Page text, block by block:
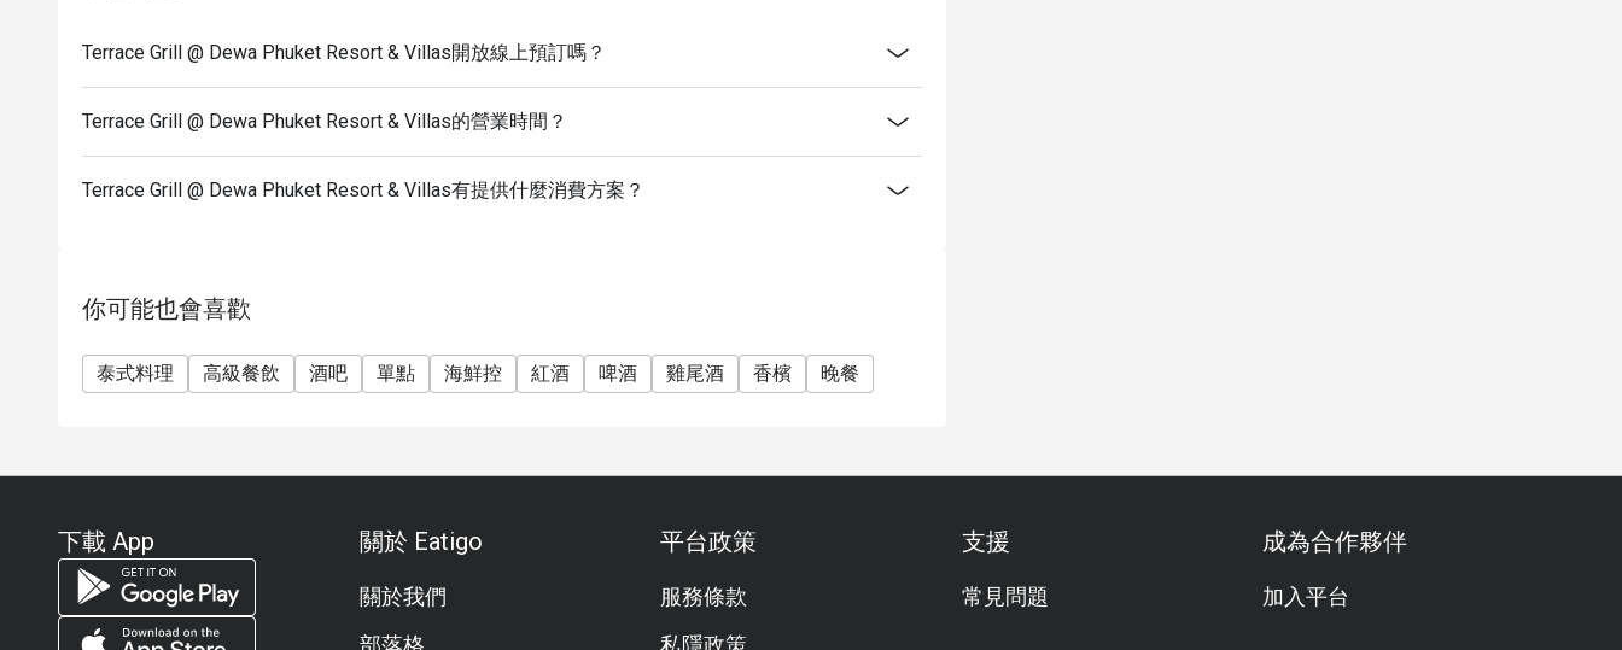
Terrace Grill @ Dewa Phuket Resort & Villas開放線上預訂嗎？
Terrace Grill @ Dewa Phuket Resort & Villas的營業時間？
Terrace Grill @ Dewa Phuket Resort & Villas有提供什麼消費方案？
你可能也會喜歡
泰式料理 高級餐飲 酒吧 單點 海鮮控 紅酒 啤酒 雞尾酒 香檳 晚餐
下載 App 關於 Eatigo
關於我們
部落格
平台政策
服務條款
私隱政策
支援
常見問題
成為合作夥伴
加入平台